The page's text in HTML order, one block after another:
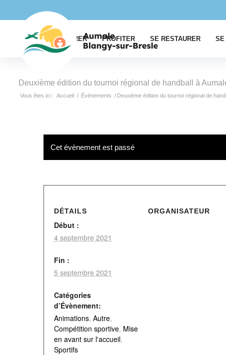
EXPLORER PROFITER SE RESTAURER SE
Deuxième édition du tournoi régional de handball à
Vous êtes ici : Accueil / Évènements / Deuxième édition du tournoi régional de
Cet évènement est passé
DÉTAILS
Début :
4 septembre 2021
Fin :
5 septembre 2021
Catégories
d’Évènement:
Animations, Autre,
Compétition sportive, Mise
en avant sur l'accueil,
Sportifs
ORGANISATEUR